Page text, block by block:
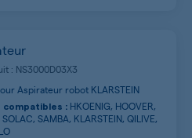
: NS3000D03X3
Aspirateur robot KLARSTEIN
compatibles : HKOENIG, HOOVER,
SAMBA, KLARSTEIN, QILIVE,